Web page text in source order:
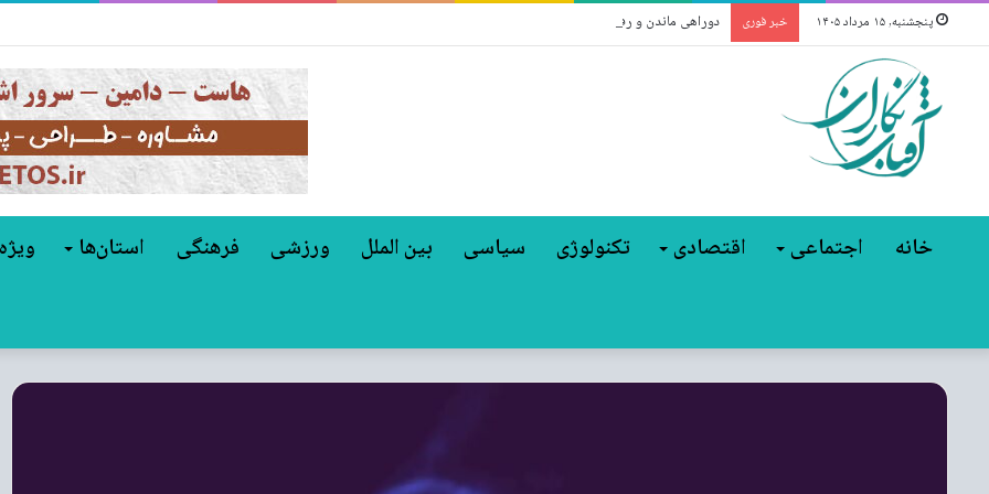
پنجشنبه, ۱۵ مرداد ۱۴۰۵ خبر فوری دوراهی ماندن و رفتن / چرا حقوق بالاتر دیگر مانع مهاجرت نیست؟
خانه اجتماعی اقتصادی تکنولوژی سیاسی بین الملل ورزشی فرهنگی استان‌ها ویژه